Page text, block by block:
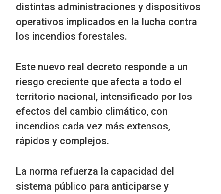
distintas administraciones y dispositivos
operativos implicados en la lucha contra
los incendios forestales.
Este nuevo real decreto responde a un
riesgo creciente que afecta a todo el
territorio nacional, intensificado por los
efectos del cambio climático, con
incendios cada vez más extensos,
rápidos y complejos.
La norma refuerza la capacidad del
sistema público para anticiparse y